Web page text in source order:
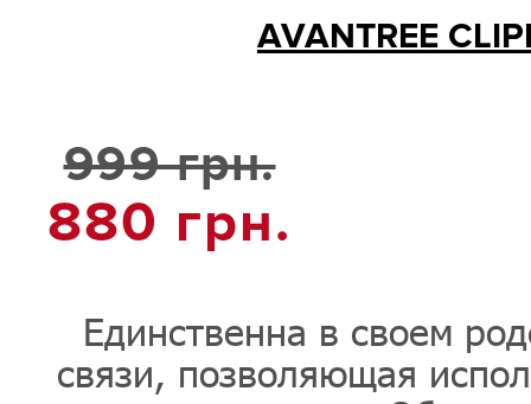
AVANTREE
999 грн.
880 грн.
Единственна в своем
связи, позволяющая